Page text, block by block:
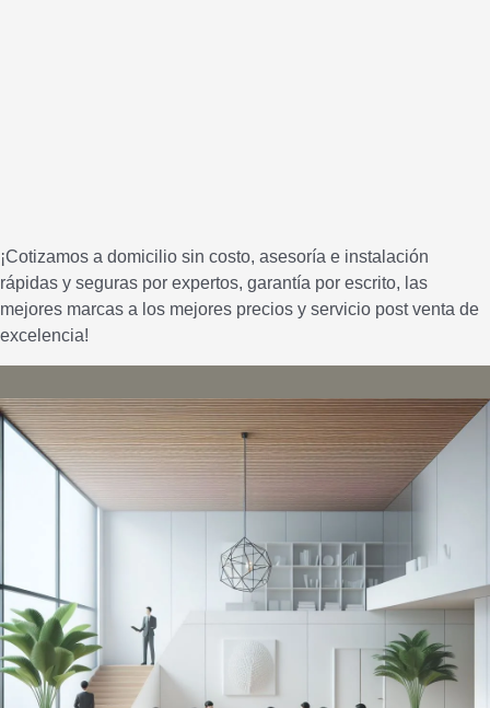
¡Cotizamos a domicilio sin costo, asesoría e instalación
rápidas y seguras por expertos, garantía por escrito, las
mejores marcas a los mejores precios y servicio post venta de
excelencia!